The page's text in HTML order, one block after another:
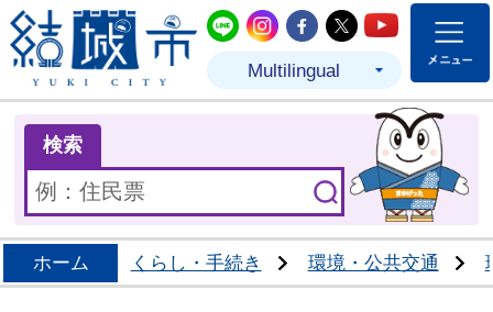
結城市公式LINE
結城市公式Instagram
結城市公式
結城市公式
結城市
Multilingual
検索
ホーム くらし・手続き 環境・公共交通